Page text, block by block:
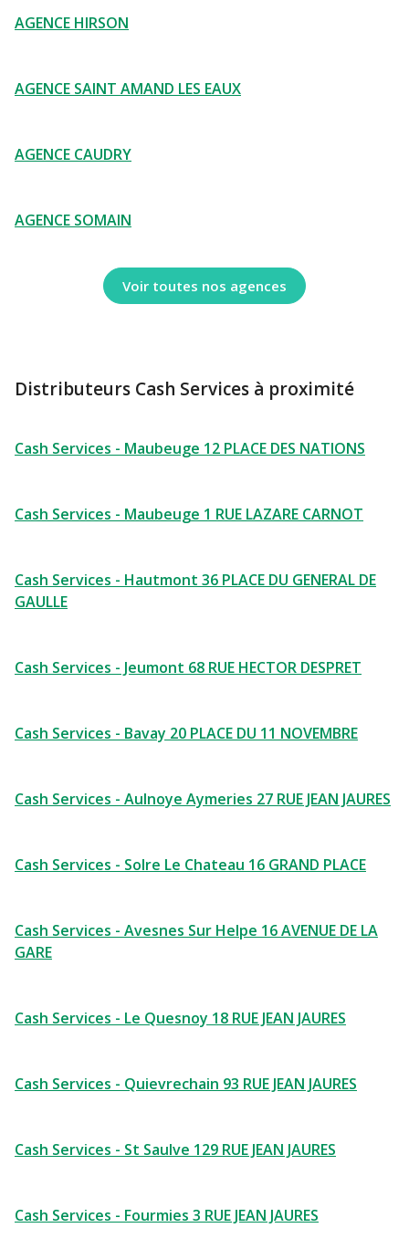
AGENCE HIRSON
AGENCE SAINT AMAND LES EAUX
AGENCE CAUDRY
AGENCE SOMAIN
Voir toutes nos agences
Distributeurs Cash Services à proximité
Cash Services - Maubeuge 12 PLACE DES NATIONS
Cash Services - Maubeuge 1 RUE LAZARE CARNOT
Cash Services - Hautmont 36 PLACE DU GENERAL DE
GAULLE
Cash Services - Jeumont 68 RUE HECTOR DESPRET
Cash Services - Bavay 20 PLACE DU 11 NOVEMBRE
Cash Services - Aulnoye Aymeries 27 RUE JEAN JAURES
Cash Services - Solre Le Chateau 16 GRAND PLACE
Cash Services - Avesnes Sur Helpe 16 AVENUE DE LA
GARE
Cash Services - Le Quesnoy 18 RUE JEAN JAURES
Cash Services - Quievrechain 93 RUE JEAN JAURES
Cash Services - St Saulve 129 RUE JEAN JAURES
Cash Services - Fourmies 3 RUE JEAN JAURES